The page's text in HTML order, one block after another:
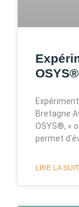
Bretagne
OSYS®, «
permet
LIRE LA